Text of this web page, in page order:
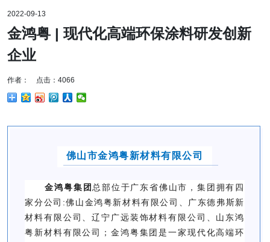
2022-09-13
金鸿粤 | 现代化高端环保涂料研发创新
企业
作者： 点击：4066
佛山市金鸿粤新材料有限公司
金鸿粤集团 总部位于广东省佛山市，集团拥有四
家分公司:佛山金鸿粤新材料有限公司、广东德弗斯新
材料有限公司、辽宁广远装饰材料有限公司、山东鸿
粤新材料有限公司；金鸿粤集团是一家现代化高端环